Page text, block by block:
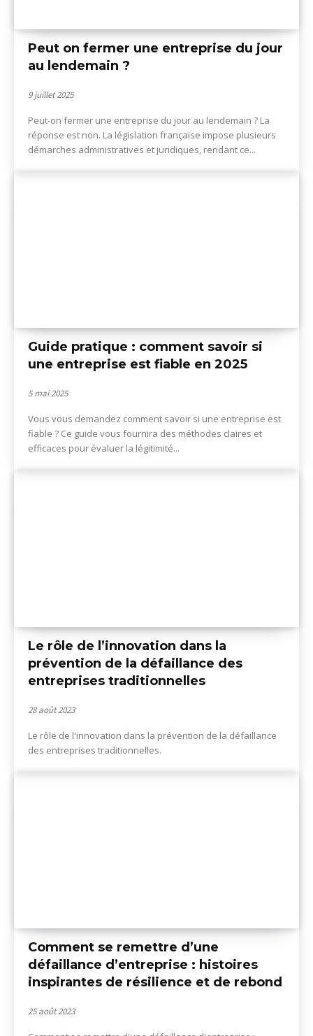
Peut on fermer une entreprise du jour
au lendemain ?
9 juillet 2025
Peut-on fermer une entreprise du jour au lendemain ? La
réponse est non. La législation française impose plusieurs
démarches administratives et juridiques, rendant ce...
Guide pratique : comment savoir si
une entreprise est fiable en 2025
5 mai 2025
Vous vous demandez comment savoir si une entreprise est
fiable ? Ce guide vous fournira des méthodes claires et
efficaces pour évaluer la légitimité...
Le rôle de l’innovation dans la
prévention de la défaillance des
entreprises traditionnelles
28 août 2023
Le rôle de l'innovation dans la prévention de la défaillance
des entreprises traditionnelles.
Comment se remettre d’une
défaillance d’entreprise : histoires
inspirantes de résilience et de rebond
25 août 2023